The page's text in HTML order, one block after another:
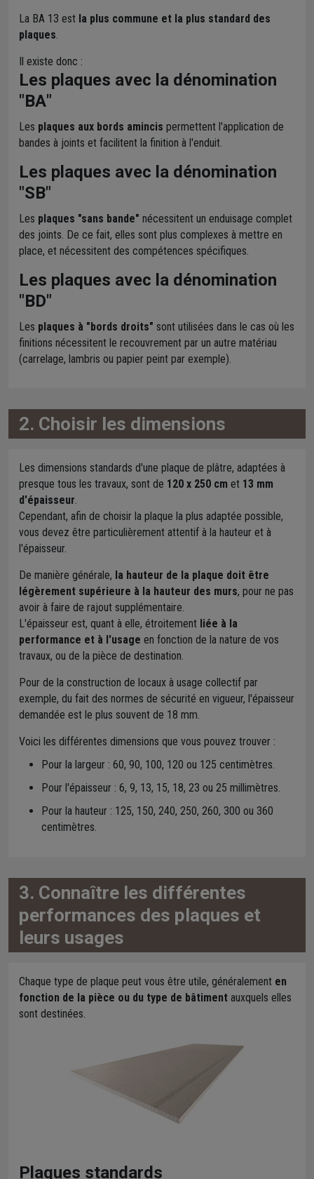
La BA 13 est la plus commune et la plus standard des
plaques.
Il existe donc :
Les plaques avec la dénomination
"BA"
Les plaques aux bords amincis permettent l'application de
bandes à joints et facilitent la finition à l'enduit.
Les plaques avec la dénomination
"SB"
Les plaques "sans bande" nécessitent un enduisage complet
des joints. De ce fait, elles sont plus complexes à mettre en
place, et nécessitent des compétences spécifiques.
Les plaques avec la dénomination
"BD"
Les plaques à "bords droits" sont utilisées dans le cas où les
finitions nécessitent le recouvrement par un autre matériau
(carrelage, lambris ou papier peint par exemple).
2. Choisir les dimensions
Les dimensions standards d'une plaque de plâtre, adaptées à
presque tous les travaux, sont de 120 x 250 cm et 13 mm
d'épaisseur.
Cependant, afin de choisir la plaque la plus adaptée possible,
vous devez être particulièrement attentif à la hauteur et à
l'épaisseur.
De manière générale, la hauteur de la plaque doit être
légèrement supérieure à la hauteur des murs, pour ne pas
avoir à faire de rajout supplémentaire.
L'épaisseur est, quant à elle, étroitement liée à la
performance et à l'usage en fonction de la nature de vos
travaux, ou de la pièce de destination.
Pour de la construction de locaux à usage collectif par
exemple, du fait des normes de sécurité en vigueur, l'épaisseur
demandée est le plus souvent de 18 mm.
Voici les différentes dimensions que vous pouvez trouver :
Pour la largeur : 60, 90, 100, 120 ou 125 centimètres.
Pour l'épaisseur : 6, 9, 13, 15, 18, 23 ou 25 millimètres.
Pour la hauteur : 125, 150, 240, 250, 260, 300 ou 360
centimètres.
3. Connaître les différentes
performances des plaques et
leurs usages
Chaque type de plaque peut vous être utile, généralement en
fonction de la pièce ou du type de bâtiment auxquels elles
sont destinées.
Plaques standards